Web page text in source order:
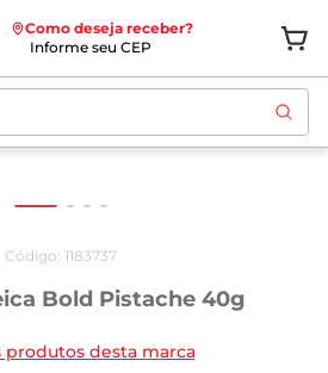
Como deseja receber?
Informe seu CEP
Código: 1183737
Bold Pistache 40g
produtos desta marca